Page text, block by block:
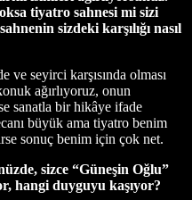
tiyatro sahnesi mi sizi
sizdeki karşılığı nasıl
ve seyirci karşısında olması
ağırlıyoruz, onun
sanatla bir hikâye ifade
büyük ama tiyatro benim
sonuç benim için çok net.
sizce “Güneşin Oğlu”
hangi duyguyu kaşıyor?